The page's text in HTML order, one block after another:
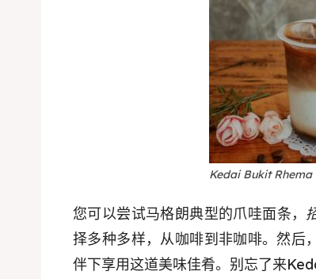
Kedai Bukit Rhema
您可以尝试马格朗典型的爪哇面条，
择多种多样，从咖啡到非咖啡。然后
伴下享用这道美味佳肴。别忘了来